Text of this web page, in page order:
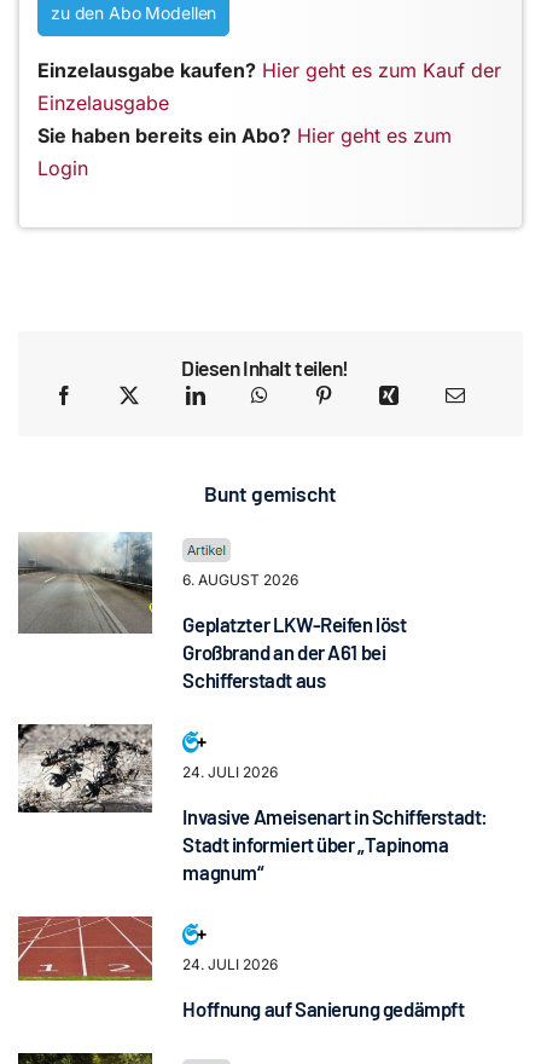
zu den Abo Modellen
Einzelausgabe kaufen? Hier geht es zum Kauf der
Einzelausgabe
Sie haben bereits ein Abo? Hier geht es zum
Login
Diesen Inhalt teilen!
Bunt gemischt
6. AUGUST 2026
Geplatzter LKW-Reifen löst
Großbrand an der A61 bei
Schifferstadt aus
24. JULI 2026
Invasive Ameisenart in Schifferstadt:
Stadt informiert über „Tapinoma
magnum“
24. JULI 2026
Hoffnung auf Sanierung gedämpft